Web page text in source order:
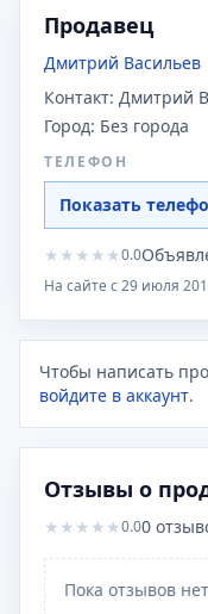
Продавец
Дмитрий Васильев
Контакт: Дмитрий
Город: Без города
ТЕЛЕФОН
Показать
★ ★ ★ ★ ★0.0
На сайте с29 июля
Чтобы написать
войдите в аккаунт.
Отзывы о
★ ★ ★ ★ ★0.00
Пока отзывов